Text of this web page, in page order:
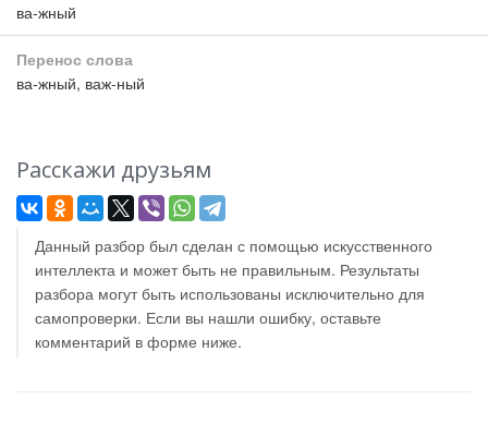
ва-жный
Перенос слова
ва-жный, важ-ный
Расскажи друзьям
Данный разбор был сделан с помощью искусственного
интеллекта и может быть не правильным. Результаты
разбора могут быть использованы исключительно для
самопроверки. Если вы нашли ошибку, оставьте
комментарий в форме ниже.